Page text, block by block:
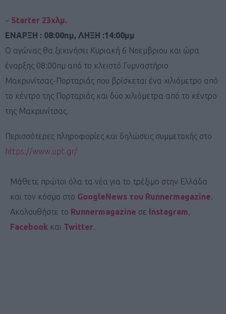
– Starter 23χλμ.
ΕNAΡΞΗ : 08:00πμ, ΛΗΞΗ :14:00μμ
Ο αγώνας θα ξεκινήσει Κυριακή 6 Νοεμβριου και ώρα
έναρξης 08:00πμ από το κλειστό Γυμναστήριο
Μακρυνίτσας-Πορταριάς που βρίσκεται ένα χιλιόμετρο από
το κέντρο της Πορταριάς και δύο χιλιόμετρα από το κέντρο
της Μακρυνίτσας.
Περισσότερες πληροφορίες και δηλώσεις συμμετοχής στο
https://www.upt.gr/
Μάθετε πρώτοι όλα τα νέα για το τρέξιμο στην Ελλάδα
και τον κόσμο στο GoogleNews του Runnermagazine.
Ακολουθήστε το Runnermagazine σε Instagram,
Facebook και Twitter.